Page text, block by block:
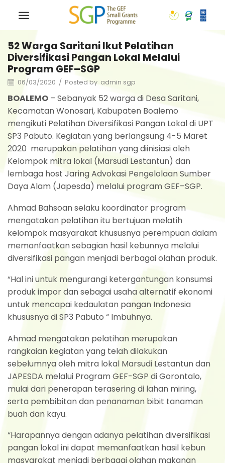
52 Warga Saritani Ikut Pelatihan
Diversifikasi Pangan Lokal Melalui
Program GEF–SGP
06/03/2020 / Posted by admin sgp
BOALEMO – Sebanyak 52 warga di Desa Saritani,
Kecamatan Wonosari, Kabupaten Boalemo
mengikuti Pelatihan Diversifikasi Pangan Lokal di UPT
SP3 Pabuto. Kegiatan yang berlangsung 4-5 Maret
2020 merupakan pelatihan yang diinisiasi oleh
Kelompok mitra lokal (Marsudi Lestantun) dan
lembaga host Jaring Advokasi Pengelolaan Sumber
Daya Alam (Japesda) melalui program GEF–SGP.
Ahmad Bahsoan selaku koordinator program
mengatakan pelatihan itu bertujuan melatih
kelompok masyarakat khususnya perempuan dalam
memanfaatkan sebagian hasil kebunnya melalui
diversifikasi pangan menjadi berbagai olahan produk.
“Hal ini untuk mengurangi ketergantungan konsumsi
produk impor dan sebagai usaha alternatif ekonomi
untuk mencapai kedaulatan pangan Indonesia
khususnya di SP3 Pabuto “ Imbuhnya.
Ahmad mengatakan pelatihan merupakan
rangkaian kegiatan yang telah dilakukan
sebelumnya oleh mitra lokal Marsudi Lestantun dan
JAPESDA melalui Program GEF-SGP di Gorontalo,
mulai dari penerapan terasering di lahan miring,
serta pembibitan dan penanaman bibit tanaman
buah dan kayu.
“Harapannya dengan adanya pelatihan diversifikasi
pangan lokal ini dapat memanfaatkan hasil kebun
masyarakat menjadi berbagai olahan makanan